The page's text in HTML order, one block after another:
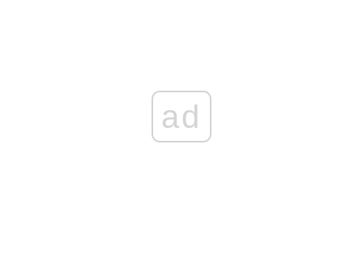
ad